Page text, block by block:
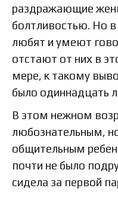
раздражающие
болтливостью. Но
любят и умеют
отстают от них в
мере, к такому
было одиннадцать
В этом нежном
любознательным,
общительным
почти не было
сидела за первой